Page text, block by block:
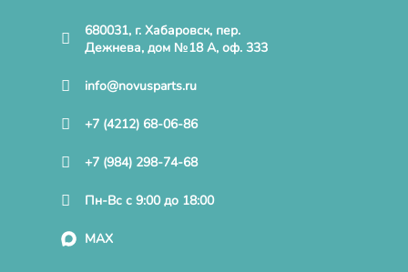
680031, г. Хабаровск, пер.
Дежнева, дом №18 А, оф. 333
info@novusparts.ru
+7 (4212) 68-06-86
+7 (984) 298-74-68
Пн-Вс с 9:00 до 18:00
MAX